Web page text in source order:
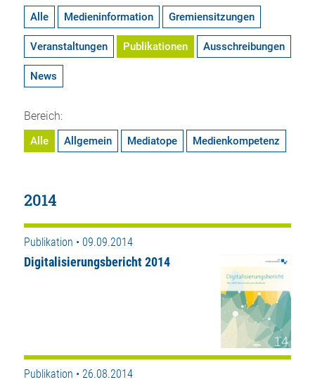
Alle Medieninformation Gremiensitzungen
Veranstaltungen Publikationen Ausschreibungen
News
Bereich:
Alle Allgemein Mediatope Medienkompetenz
2014
Publikation • 09.09.2014
Digitalisierungsbericht 2014
Publikation • 26.08.2014